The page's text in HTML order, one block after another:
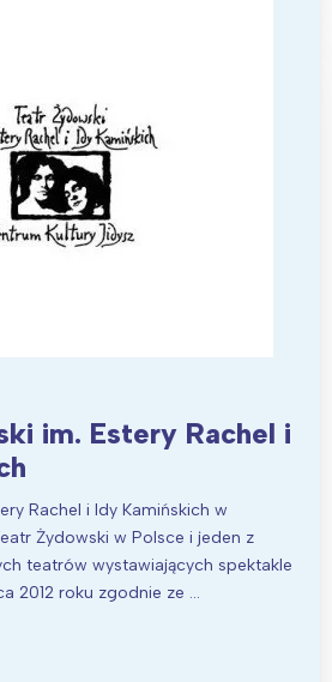
im. Estery Rachel i
Rachel i Idy Kamińskich w
Żydowski w Polsce i jeden z
teatrów wystawiających spektakle
2012 roku zgodnie ze …
Południe
Północ
Wszystkie
Wybieram